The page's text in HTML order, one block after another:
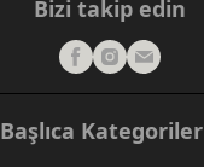
Bizi takip edin
Başlıca Kategoriler